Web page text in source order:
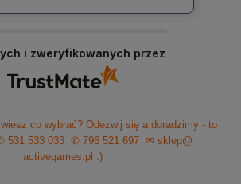
i zweryfikowanych przez
co wybrać? Odezwij się a doradzimy - to
531 533 033 ✆ 796 521 697
✉ sklep@
activegames.pl :)